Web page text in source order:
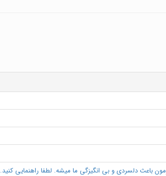
باعث دلسردی و بی انگیزگی ما میشه. لطفا راهنمایی کنید.